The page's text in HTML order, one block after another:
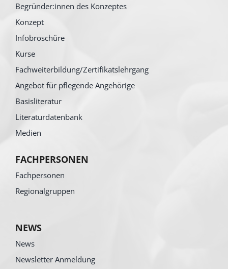
Begründer:innen des Konzeptes
Konzept
Infobroschüre
Kurse
Fachweiterbildung/Zertifikatslehrgang
Angebot für pflegende Angehörige
Basisliteratur
Literaturdatenbank
Medien
FACHPERSONEN
Fachpersonen
Regionalgruppen
NEWS
News
Newsletter Anmeldung